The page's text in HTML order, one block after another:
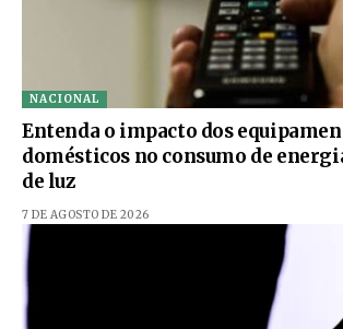
NACIONAL
Entenda o impacto dos
domésticos no consumo de
de luz
7 DE AGOSTO DE 2026